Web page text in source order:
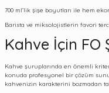
700 ml’lik şişe boyutları ile hem
Barista ve miksolojistlerin favori
Kahve İçin FO
Kahve şuruplarında en önemli
konuda profesyonel bir çözüm
kahvenizin karakterini bozmadan